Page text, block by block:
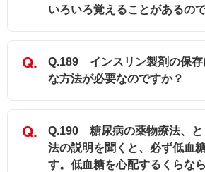
いろいろ覚えることがあるので
Q.189 インスリン製剤の保存
な方法が必要なのですか？
Q.190 糖尿病の薬物療法、と
法の説明を聞くと、必ず低血
す。低血糖を心配するくらな